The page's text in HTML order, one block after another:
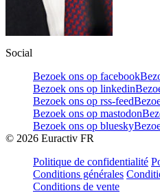
Social
Bezoek ons op facebook
Bezoek ons op linkedin
Bezoek ons op rss-feed
Bezoek ons op mastodon
Bezoek ons op bluesky
© 2026 Euractiv FR
Politique de confidentialité
Conditions générales
Conditions de vente